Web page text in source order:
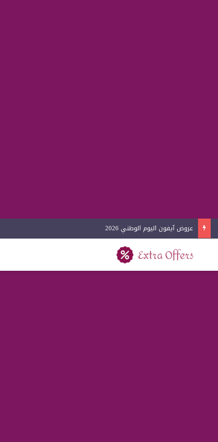
عروض كفرات السيارات اليوم الوطني 2026
بحث عن